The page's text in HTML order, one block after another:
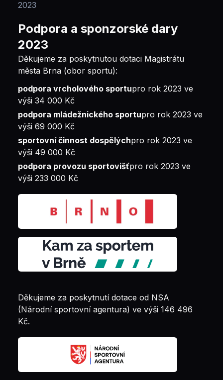
2023
Podpora a sponzorské dary
2023
Děkujeme za poskytnutou dotaci Magistrátu
města Brna (obor sportu):
podpora vrcholového sportupro rok 2023 ve
výši 34 000 Kč
podpora mládežnického sportupro rok 2023 ve
výši 69 000 Kč
sportovní činnost dospělýchpro rok 2023 ve
výši 49 000 Kč
podpora provozu sportovišťpro rok 2023 ve
výši 233 000 Kč
Děkujeme za poskytnutí dotace od NSA
(Národní sportovní agentura) ve výši 146 496
Kč.